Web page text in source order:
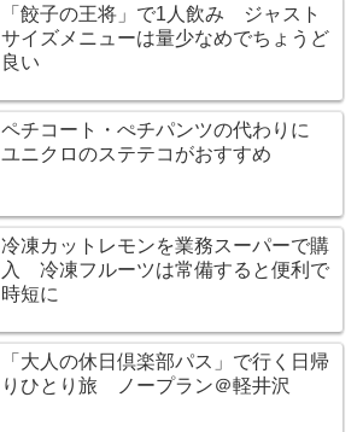
「餃子の王将」で1人飲み ジャスト
サイズメニューは量少なめでちょうど
良い
ペチコート・ぺチパンツの代わりに
ユニクロのステテコがおすすめ
冷凍カットレモンを業務スーパーで購
入 冷凍フルーツは常備すると便利で
時短に
「大人の休日倶楽部パス」で行く日帰
りひとり旅 ノープラン＠軽井沢